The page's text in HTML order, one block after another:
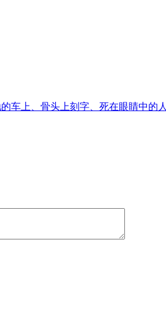
车上、骨头上刻字、死在眼睛中的人